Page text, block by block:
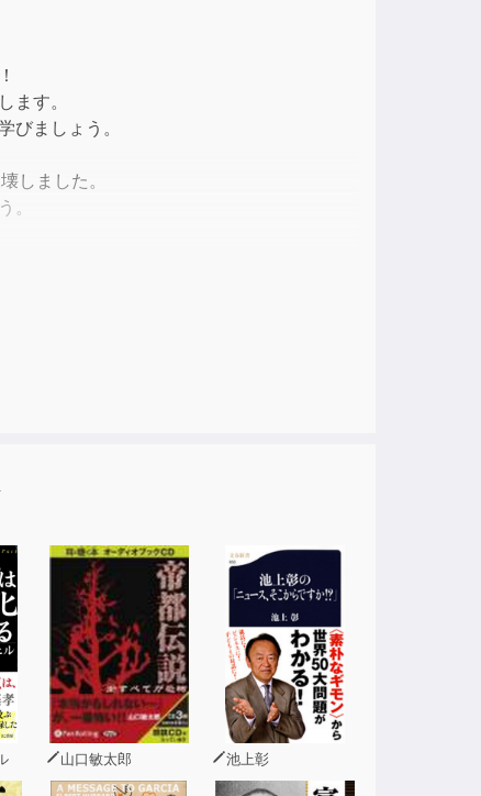
ます。
びましょう。
しました。
。
る教訓を引き出すことです。
います。
ます。
向き合うことになります。
らいいのか。
んか？山口敏太郎 池上彰